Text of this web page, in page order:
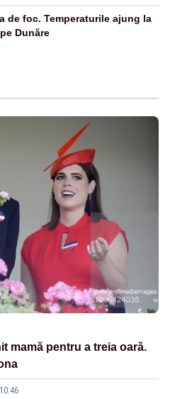
de foc. Temperaturile ajung la
Dunăre
mamă pentru a treia oară.